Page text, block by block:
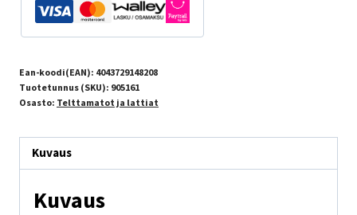
Ean-koodi(EAN): 4043729148208
Tuotetunnus (SKU): 905161
Osasto: Telttamatot ja lattiat
Kuvaus
Kuvaus